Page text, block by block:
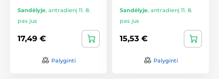
Sandėlyje, antradienį 11. 8.
pas jus
17,49 €
Palyginti
Sandėlyje, antradienį 11. 8.
pas jus
15,53 €
Palyginti